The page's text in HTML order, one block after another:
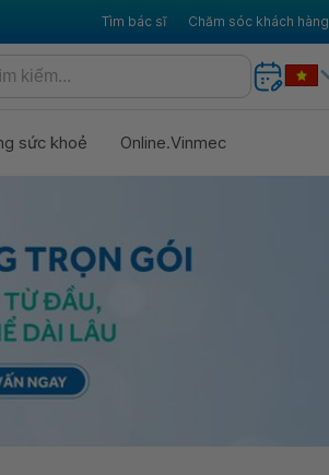
Tìm bác sĩ Chăm sóc khách hàng
sức khoẻ Online.Vinmec